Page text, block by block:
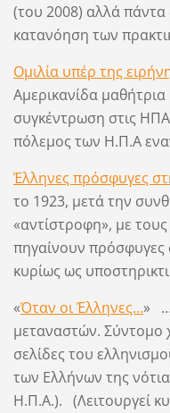
(του 2008) αλλά πάντα
κατανόηση των
Ομιλία υπέρ της
Αμερικανίδα
συγκέντρωση στις
πόλεμος των Η.Π.Α
Έλληνες πρόσφυγες
το 1923, μετά την
«αντίστροφη», με
πηγαίνουν πρόσφυγες
κυρίως ως
«Όταν οι Έλληνες…»
μεταναστών. Σύντομο
σελίδες του
των Ελλήνων της
Η.Π.Α.). (Λειτουργεί